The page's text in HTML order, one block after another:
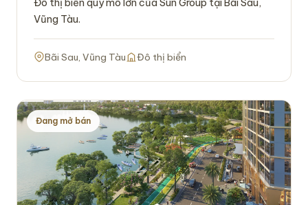
Vũng Tàu.
Bãi Sau, Vũng Tàu Đô thị biển
Đang mở bán